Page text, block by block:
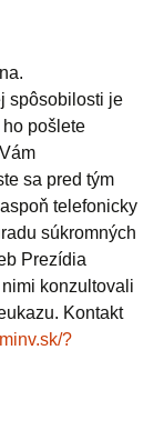
spôsobilosti je
pošlete
sa pred tým
telefonicky
súkromných
Prezídia
konzultovali
Kontakt
?